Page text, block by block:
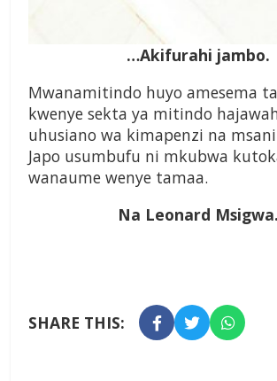
…Akifurahi jambo.
Mwanamitindo huyo amesema
kwenye sekta ya mitindo
uhusiano wa kimapenzi na
Japo usumbufu ni mkubwa
wanaume wenye tamaa.
Na Leonard Msigwa.
SHARE THIS: